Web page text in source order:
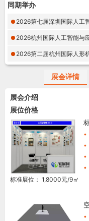
同期举办
2026第七届深圳国际人工
2026杭州国际人工智能与
2026第二届杭州国际人形
展会详情
展会介绍
展位价格
•
•
•
•
标准展位： 1,8000元/9㎡
•